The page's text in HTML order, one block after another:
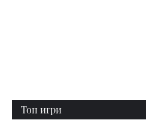
Топ игри